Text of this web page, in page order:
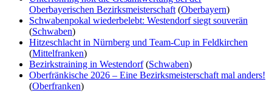
Oberbayerischen Bezirksmeisterschaft (Oberbayern)
Schwabenpokal wiederbelebt: Westendorf siegt souverän
(Schwaben)
Hitzeschlacht in Nürnberg und Team-Cup in Feldkirchen
(Mittelfranken)
Bezirkstraining in Westendorf (Schwaben)
Oberfränkische 2026 – Eine Bezirksmeisterschaft mal anders!
(Oberfranken)